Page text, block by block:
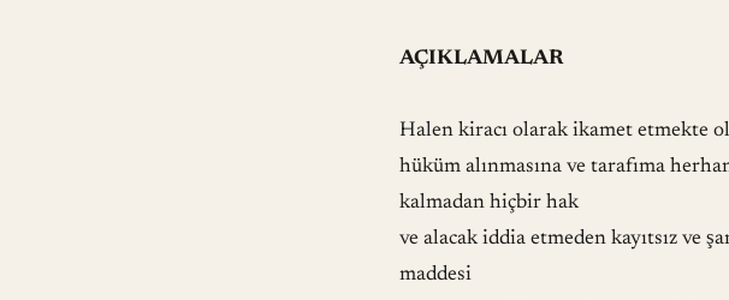
AÇIKLAMALAR
Halen kiracı olarak ikamet etmekte
hüküm alınmasına ve tarafıma
kalmadan hiçbir hak
ve alacak iddia etmeden kayıtsız ve
maddesi